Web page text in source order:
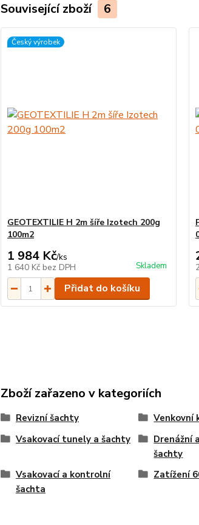
Související zboží 6
Český výrobek
GEOTEXTILIE H 2m šíře Izotech 200g
100m2
1 984 Kč/ks
1 640 Kč bez DPH Skladem
Přidat do košíku
Zboží zařazeno v kategoriích
Revizní šachty Venkovní
Vsakovací tunely a šachty
Drenážní
šachty
Vsakovací a kontrolní
šachta
Zatížení